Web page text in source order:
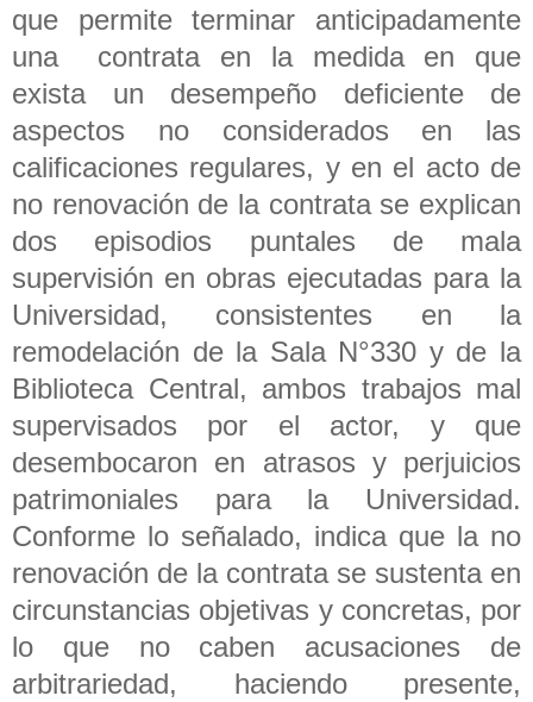
que permite terminar anticipadamente
una contrata en la medida en que
exista un desempeño deficiente de
aspectos no considerados en las
calificaciones regulares, y en el acto de
no renovación de la contrata se explican
dos episodios puntales de mala
supervisión en obras ejecutadas para la
Universidad, consistentes en la
remodelación de la Sala N°330 y de la
Biblioteca Central, ambos trabajos mal
supervisados por el actor, y que
desembocaron en atrasos y perjuicios
patrimoniales para la Universidad.
Conforme lo señalado, indica que la no
renovación de la contrata se sustenta en
circunstancias objetivas y concretas, por
lo que no caben acusaciones de
arbitrariedad, haciendo presente,